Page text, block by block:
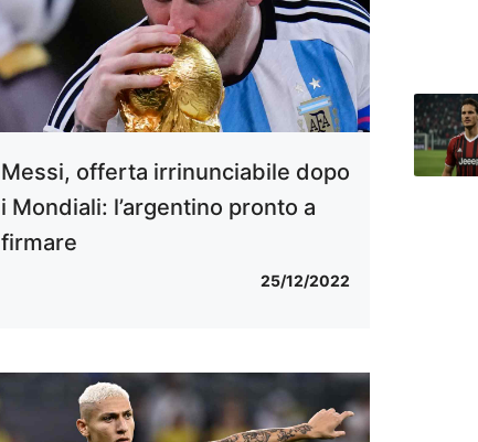
Messi, offerta irrinunciabile dopo
i Mondiali: l’argentino pronto a
firmare
25/12/2022